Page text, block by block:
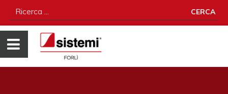
CERCA